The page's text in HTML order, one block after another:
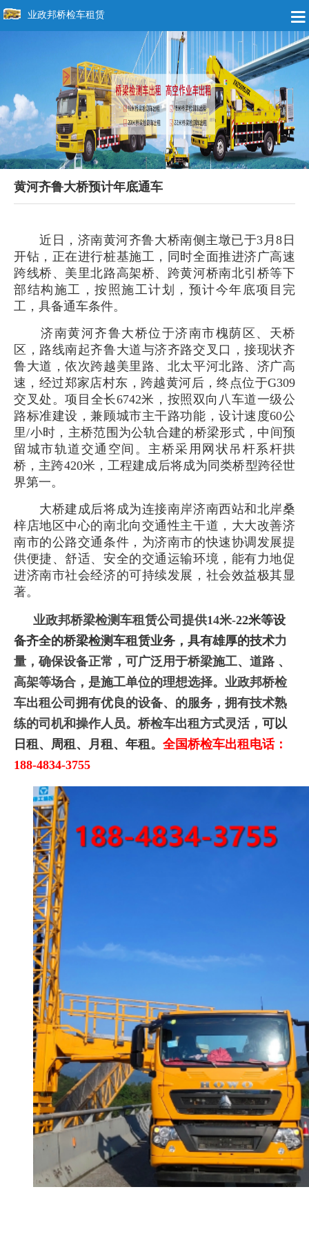
业政邦桥检车租赁
黄河齐鲁大桥预计年底通车
近日，济南黄河齐鲁大桥南侧主墩已于3月8日
开钻，正在进行桩基施工，同时全面推进济广高速
跨线桥、美里北路高架桥、跨黄河桥南北引桥等下
部结构施工，按照施工计划，预计今年底项目完
工，具备通车条件。
济南黄河齐鲁大桥位于济南市槐荫区、天桥
区，路线南起齐鲁大道与济齐路交叉口，接现状齐
鲁大道，依次跨越美里路、北太平河北路、济广高
速，经过郑家店村东，跨越黄河后，终点位于G309
交叉处。项目全长6742米，按照双向八车道一级公
路标准建设，兼顾城市主干路功能，设计速度60公
里/小时，主桥范围为公轨合建的桥梁形式，中间预
留城市轨道交通空间。主桥采用网状吊杆系杆拱
桥，主跨420米，工程建成后将成为同类桥型跨径世
界第一。
大桥建成后将成为连接南岸济南西站和北岸桑
梓店地区中心的南北向交通性主干道，大大改善济
南市的公路交通条件，为济南市的快速协调发展提
供便捷、舒适、安全的交通运输环境，能有力地促
进济南市社会经济的可持续发展，社会效益极其显
著。
业政邦桥梁检测车租赁公司提供14米-22米等设
备齐全的桥梁检测车租赁业务，具有雄厚的技术力
量，确保设备正常，可广泛用于桥梁施工、道路 、
高架等场合，是施工单位的理想选择。业政邦桥检
车出租公司拥有优良的设备、的服务，拥有技术熟
练的司机和操作人员。桥检车出租方式灵活， 可以
日租、周租、月租、年租。 全国桥检车出租电话：
188-4834-3755